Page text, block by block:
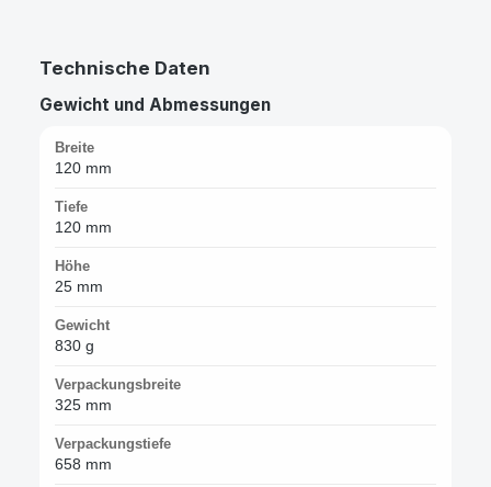
Technische Daten
Gewicht und Abmessungen
Breite
120 mm
Tiefe
120 mm
Höhe
25 mm
Gewicht
830 g
Verpackungsbreite
325 mm
Verpackungstiefe
658 mm